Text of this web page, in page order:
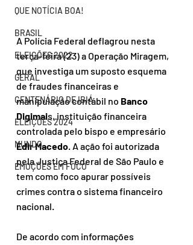
QUE NOTÍCIA BOA!
BRASIL
ELEIÇÕES 2022
GERAL
CENTENÁRIO DE IBIÁ
ELEIÇÕES 2024
MUNDO
EMOÇÕES EM FOCO
A Polícia Federal deflagrou nesta
terça-feira (23) a Operação Miragem,
que investiga um suposto esquema
de fraudes financeiras e
manipulação contábil no Banco
Digimais, instituição financeira
controlada pelo bispo e empresário
Edir Macedo. A ação foi autorizada
pela Justiça Federal de São Paulo e
tem como foco apurar possíveis
crimes contra o sistema financeiro
nacional.
De acordo com informações